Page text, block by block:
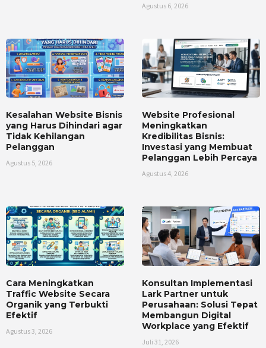
Agustus 6, 2026
Kesalahan Website Bisnis
yang Harus Dihindari agar
Tidak Kehilangan
Pelanggan
Agustus 5, 2026
Website Profesional
Meningkatkan
Kredibilitas Bisnis:
Investasi yang Membuat
Pelanggan Lebih Percaya
Agustus 4, 2026
Cara Meningkatkan
Traffic Website Secara
Organik yang Terbukti
Efektif
Agustus 3, 2026
Konsultan Implementasi
Lark Partner untuk
Perusahaan: Solusi Tepat
Membangun Digital
Workplace yang Efektif
Juli 31, 2026